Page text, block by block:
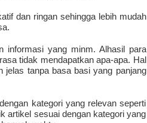
dan ringan sehingga lebih mudah
informasi yang minm. Alhasil para
tidak mendapatkan apa-apa. Hal
jelas tanpa basa basi yang panjang
kategori yang relevan seperti
artikel sesuai dengan kategori yang